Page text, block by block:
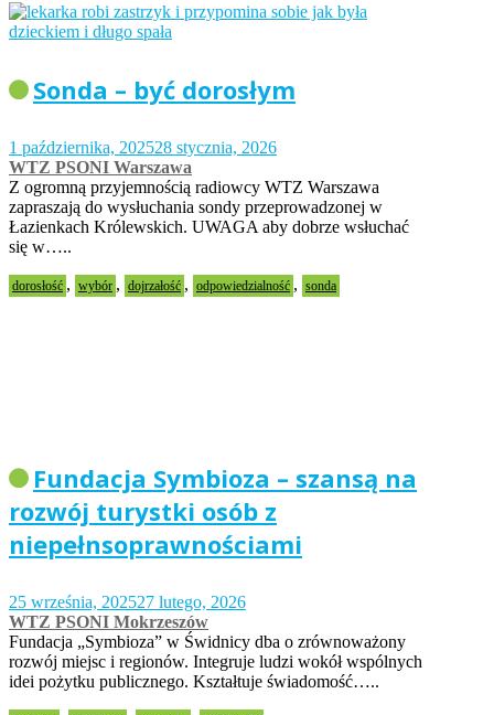
Sonda – być dorosłym
1 października, 202528 stycznia, 2026
WTZ PSONI Warszawa
Z ogromną przyjemnością radiowcy WTZ Warszawa
zapraszają do wysłuchania sondy przeprowadzonej w
Łazienkach Królewskich. UWAGA aby dobrze wsłuchać
się w…..
dorosłość , wybór , dojrzałość , odpowiedzialność , sonda
Fundacja Symbioza – szansą na
rozwój turystki osób z
niepełnsoprawnościami
25 września, 202527 lutego, 2026
WTZ PSONI Mokrzeszów
Fundacja „Symbioza” w Świdnicy dba o zrównoważony
rozwój miejsc i regionów. Integruje ludzi wokół wspólnych
idei pożytku publicznego. Kształtuje świadomość…..